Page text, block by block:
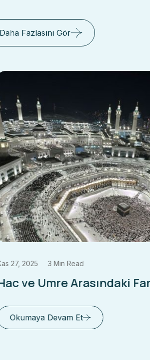
Daha Fazlasını Gör
Read
Arasındaki Farklar
Et